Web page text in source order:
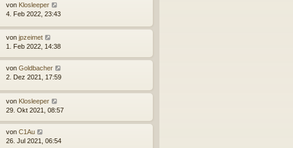
von Klosleeper
4. Feb 2022, 23:43
von jpzeimet
1. Feb 2022, 14:38
von Goldbacher
2. Dez 2021, 17:59
von Klosleeper
29. Okt 2021, 08:57
von C1Au
26. Jul 2021, 06:54